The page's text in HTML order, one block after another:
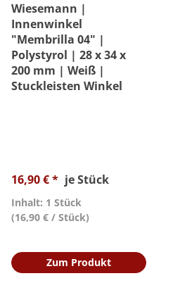
Wiesemann |
Innenwinkel
"Membrilla 04" |
Polystyrol | 28 x 34 x
200 mm | Weiß |
Stuckleisten Winkel
16,90 € * je Stück
Inhalt: 1 Stück
(16,90 € / Stück)
Zum Produkt